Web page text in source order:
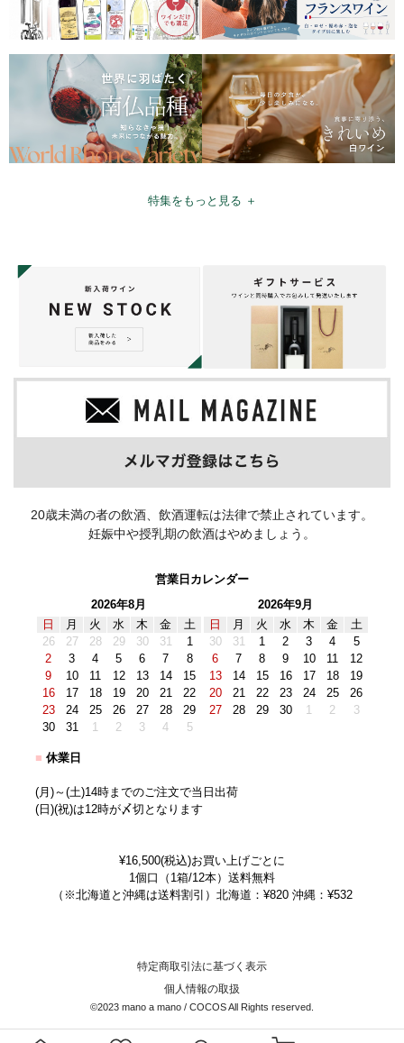
特集をもっと見る ＋
20歳未満の者の飲酒、飲酒運転は法律で禁止されています。
妊娠中や授乳期の飲酒はやめましょう。
営業日カレンダー
2026年8月
日
月 火 水 木 金
土
26
27 28 29 30 31
1
2
3 4 5 6 7
8
9
10 11 12 13 14
15
16
17 18 19 20 21
22
23
24 25 26 27 28
29
30
31 1 2 3 4 5
2026年9月
日
月 火 水 木 金
土
30
31 1 2 3 4
5
6
7 8 9 10 11
12
13
14 15 16 17 18
19
20
21 22 23 24 25
26
27
28 29 30 1 2 3
■ 休業日
(月)～(土)14時までのご注文で当日出荷
(日)(祝)は12時が〆切となります
¥16,500(税込)お買い上げごとに
1個口（1箱/12本）送料無料
（※北海道と沖縄は送料割引）北海道：¥820 沖縄：¥532
特定商取引法に基づく表示
個人情報の取扱
©2023 mano a mano / COCOS All Rights reserved.